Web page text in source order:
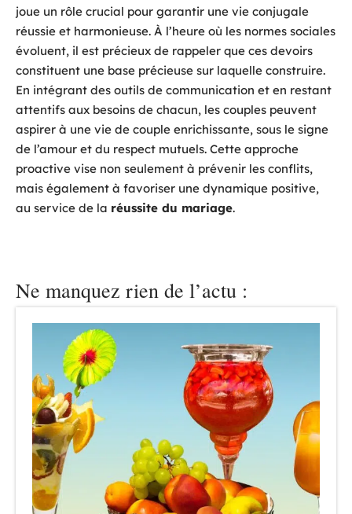
joue un rôle crucial pour garantir une vie conjugale
réussie et harmonieuse. À l’heure où les normes sociales
évoluent, il est précieux de rappeler que ces devoirs
constituent une base précieuse sur laquelle construire.
En intégrant des outils de communication et en restant
attentifs aux besoins de chacun, les couples peuvent
aspirer à une vie de couple enrichissante, sous le signe
de l’amour et du respect mutuels. Cette approche
proactive vise non seulement à prévenir les conflits,
mais également à favoriser une dynamique positive,
au service de la réussite du mariage.
Ne manquez rien de l’actu :